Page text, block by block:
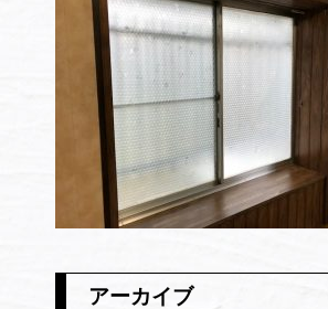
アーカイブ